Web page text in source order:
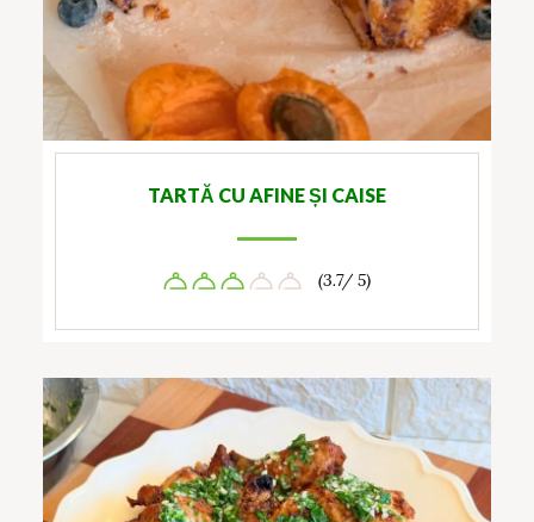
TARTĂ CU AFINE ȘI CAISE
(3.7/ 5)